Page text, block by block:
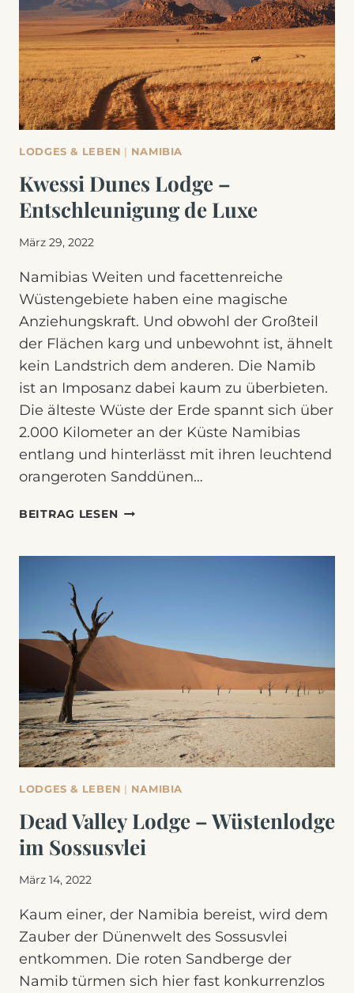
LODGES & LEBEN NAMIBIA
Kwessi Dunes Lodge –
Entschleunigung de Luxe
März 29, 2022
Namibias Weiten und facettenreiche
Wüstengebiete haben eine magische
Anziehungskraft. Und obwohl der Großteil
der Flächen karg und unbewohnt ist, ähnelt
kein Landstrich dem anderen. Die Namib
ist an Imposanz dabei kaum zu überbieten.
Die älteste Wüste der Erde spannt sich über
2.000 Kilometer an der Küste Namibias
entlang und hinterlässt mit ihren leuchtend
orangeroten Sanddünen…
BEITRAG LESENKWESSI
LODGES & LEBEN NAMIBIA
Dead Valley Lodge – Wüstenlodge
im Sossusvlei
März 14, 2022
Kaum einer, der Namibia bereist, wird dem
Zauber der Dünenwelt des Sossusvlei
entkommen. Die roten Sandberge der
Namib türmen sich hier fast konkurrenzlos